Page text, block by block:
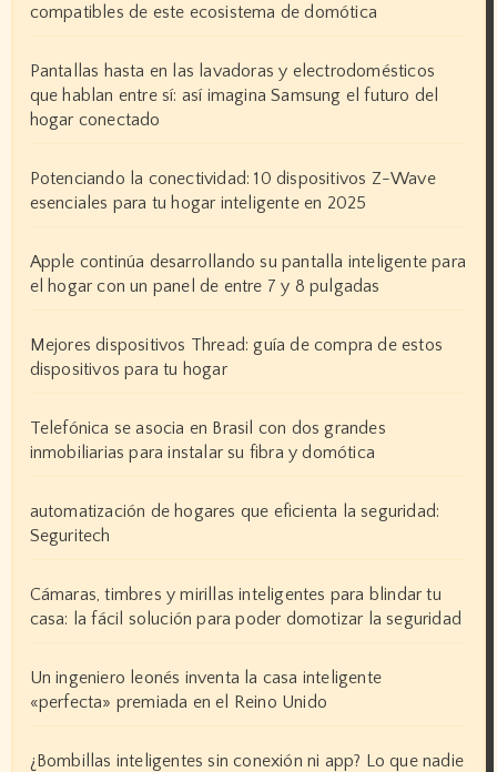
compatibles de este ecosistema de domótica
Pantallas hasta en las lavadoras y electrodomésticos
que hablan entre sí: así imagina Samsung el futuro del
hogar conectado
Potenciando la conectividad: 10 dispositivos Z-Wave
esenciales para tu hogar inteligente en 2025
Apple continúa desarrollando su pantalla inteligente para
el hogar con un panel de entre 7 y 8 pulgadas
Mejores dispositivos Thread: guía de compra de estos
dispositivos para tu hogar
Telefónica se asocia en Brasil con dos grandes
inmobiliarias para instalar su fibra y domótica
automatización de hogares que eficienta la seguridad:
Seguritech
Cámaras, timbres y mirillas inteligentes para blindar tu
casa: la fácil solución para poder domotizar la seguridad
Un ingeniero leonés inventa la casa inteligente
«perfecta» premiada en el Reino Unido
¿Bombillas inteligentes sin conexión ni app? Lo que nadie